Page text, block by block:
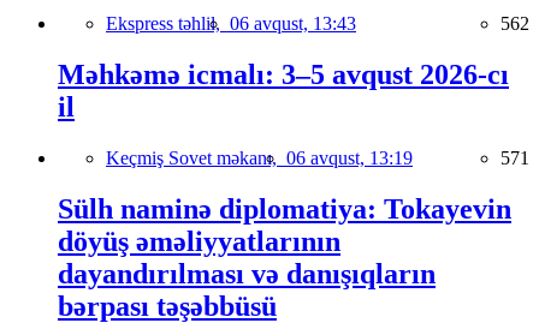
Ekspress təhlil, 06 avqust, 13:43 562
Məhkəmə icmalı: 3–5 avqust 2026-cı
il
Keçmiş Sovet məkanı, 06 avqust, 13:19 571
Sülh naminə diplomatiya: Tokayevin
döyüş əməliyyatlarının
dayandırılması və danışıqların
bərpası təşəbbüsü